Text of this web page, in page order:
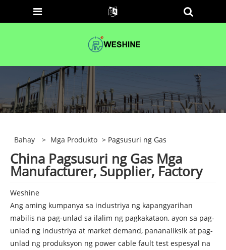
Bahay > Mga Produkto > Pagsusuri ng Gas
China Pagsusuri ng Gas Mga
Manufacturer, Supplier, Factory
Weshine
Ang aming kumpanya sa industriya ng kapangyarihan
mabilis na pag-unlad sa ilalim ng pagkakataon, ayon sa pag-
unlad ng industriya at market demand, pananaliksik at pag-
unlad ng produksyon ng power cable fault test espesyal na